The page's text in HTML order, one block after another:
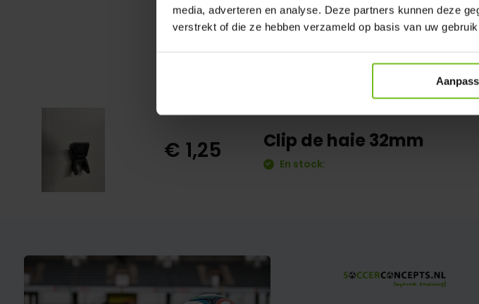
media, adverteren en analyse. Deze partners kunnen deze
verstrekt of die ze hebben verzameld op basis van uw
€ 1,25 Clip de haie 32mm
En stock: